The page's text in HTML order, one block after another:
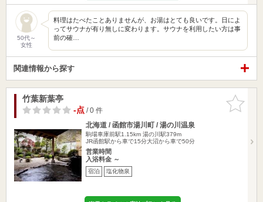
50代～
女性
料理はたべたことありませんが、お湯はとても良いです。日によ
ってサウナが有り無しに変わります。サウナを利用したい方は事
前の確…
関連情報から探す
お気に入
りに追加
竹葉新葉亭
-点/ 0 件
北海道 / 函館市湯川町 / 湯の川温泉
駒場車庫前駅1.15km 湯の川駅379m
JR函館駅から車で15分大沼から車で50分
営業時間
入浴料金 ～
宿泊 塩化物泉